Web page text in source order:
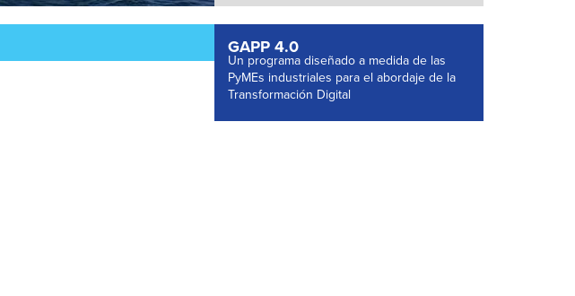
GAPP 4.0
Un programa diseñado a medida de las
PyMEs industriales para el abordaje de la
Transformación Digital